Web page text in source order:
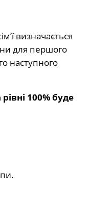
визначається
для першого
наступного
100% буде